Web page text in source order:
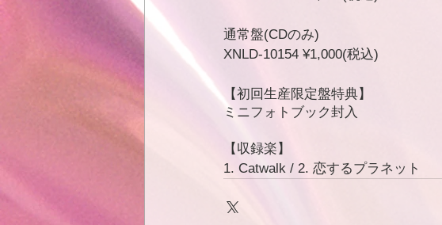
通常盤(CDのみ)
XNLD-10154 ¥1,000(税込)
【初回生産限定盤特典】
ミニフォトブック封入
【収録楽】
1. Catwalk / 2. 恋するプラネット